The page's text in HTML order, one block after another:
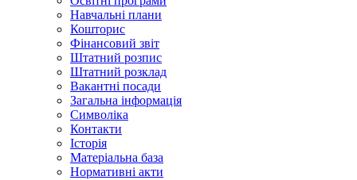
Навчальні плани
Кошторис
Фінансовий звіт
Штатний розпис
Штатний розклад
Вакантні посади
Загальна інформація
Символіка
Контакти
Історія
Матеріальна база
Нормативні акти